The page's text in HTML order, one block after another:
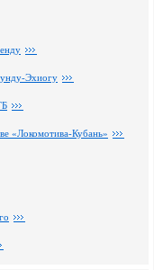
Эхиогу
«Локомотива-Кубань»